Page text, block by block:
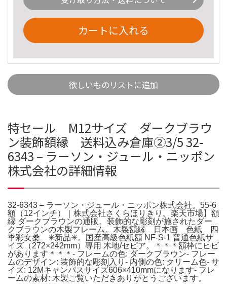
カートに入れる
欲しいものリストに追加
特セール M12サイズ ダークブラウ
ン装飾額縁 送料込み倉庫②3/5 32-
6343 – ラーソン・ジュール・ニッポン
株式会社の詳細情報
32-6343 – ラーソン・ジュール・ニッポン株式会社。55-6
額（12インチ）｜株式会社さくらほりきり。楽天市場】額
縁 ダークブラウンの通販。装飾的な彫刻が施されたダー
クブラウンの木製フレーム。木製額縁 日本画 色紙 四
季彩女桑 ✳︎新品✳︎。国産高級色紙額 NF-S-1 普通色紙サ
イズ（272×242mm）専用 木地/セピア。＊＊＊額枠にヒビ
があります＊＊＊- フレームの色: ダークブラウン- フレー
ムのデザイン: 装飾的な彫刻入り- 内側の色: クリーム色- サ
イズ: 12Mキャンパスサイズ606×410mmになります- フレ
ームの素材: 木製ご覧いただきありがとうございます。